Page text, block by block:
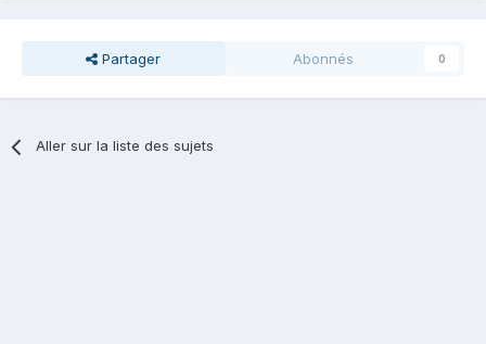
Partager Abonnés 0
Aller sur la liste des sujets